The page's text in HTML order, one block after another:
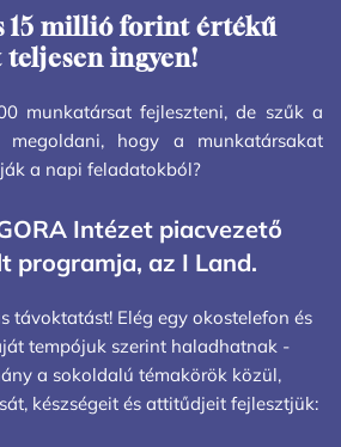
15 millió forint értékű
teljesen ingyen!
munkatársat fejleszteni, de szűk a
megoldani, hogy a munkatársakat
a napi feladatokból?
Intézet piacvezető
programja, az I Land.
távoktatást! Elég egy okostelefon és
tempójuk szerint haladhatnak -
a sokoldalú témakörök közül,
készségeit és attitűdjeit fejlesztjük: